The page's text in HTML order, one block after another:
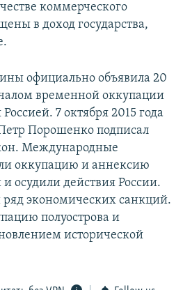
коммерческого
в доход государства,
официально объявила 20
временной оккупации
7 октября 2015 года
Порошенко подписал
Международные
оккупацию и аннексию
осудили действия России.
ряд экономических санкций.
полуострова и
исторической